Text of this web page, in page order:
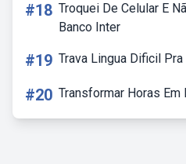
#18 Troquei De Celular E
Banco Inter
#19 Trava Lingua Dificil Pra
#20 Transformar Horas Em